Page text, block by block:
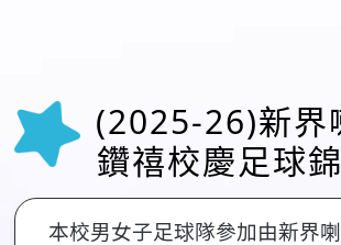
(2025-26)新界
鑽禧校慶足球
月11日
本校男女子足球隊參加由新界